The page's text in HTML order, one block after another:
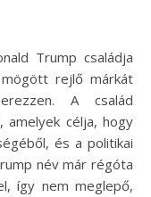
rejlő márkát
A család
amelyek célja, hogy
és a politikai
név már régóta
így nem meglepő,